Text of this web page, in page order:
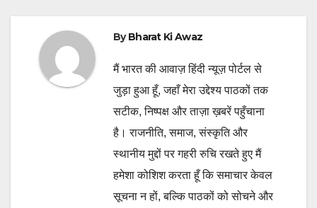
ByBharat Ki Awaz
मैं भारत की आवाज़ हिंदी न्यूज़ पोर्टल से
जुड़ा हुआ हूँ, जहाँ मेरा उद्देश्य पाठकों तक
सटीक, निष्पक्ष और ताज़ा ख़बरें पहुँचाना
है। राजनीति, समाज, संस्कृति और
स्थानीय मुद्दों पर गहरी रुचि रखते हुए मैं
हमेशा कोशिश करता हूँ कि समाचार केवल
सूचना न हों, बल्कि पाठकों को सोचने और